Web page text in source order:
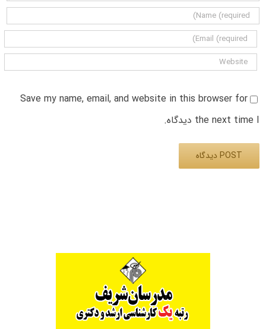
Save my name, email, and website in this browser for
the next time I دیدگاه.